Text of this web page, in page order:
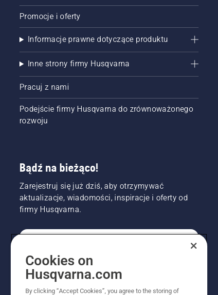
Promocje i oferty
Informacje prawne dotyczące produktu
Inne strony firmy Husqvarna
Pracuj z nami
Podejście firmy Husqvarna do zrównoważonego
rozwoju
Bądź na bieżąco!
Zarejestruj się już dziś, aby otrzymywać
aktualizacje, wiadomości, inspiracje i oferty od
firmy Husqvarna.
PROFESJONALISTA
Cookies on
Husqvarna.com
By clicking “Accept Cookies”, you agree to the storing of